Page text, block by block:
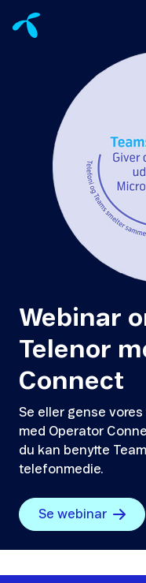
Webinar
Telenor
Connect
Se eller gense
med Operator
du kan benytte
telefonmedie.
Se webinar